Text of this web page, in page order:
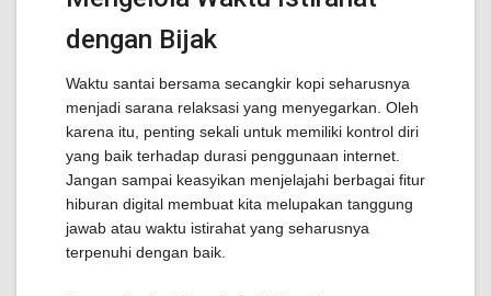
dengan Bijak
Waktu santai bersama secangkir kopi seharusnya
menjadi sarana relaksasi yang menyegarkan. Oleh
karena itu, penting sekali untuk memiliki kontrol diri
yang baik terhadap durasi penggunaan internet.
Jangan sampai keasyikan menjelajahi berbagai fitur
hiburan digital membuat kita melupakan tanggung
jawab atau waktu istirahat yang seharusnya
terpenuhi dengan baik.